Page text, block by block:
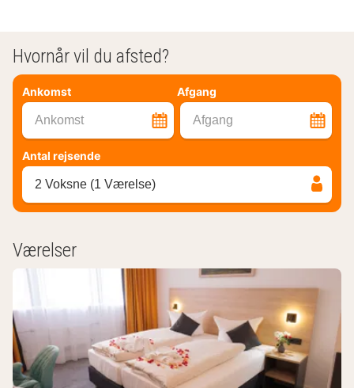
Hvornår vil du afsted?
Ankomst Afgang
Ankomst Afgang
Antal rejsende
2 Voksne (1 Værelse)
Værelser